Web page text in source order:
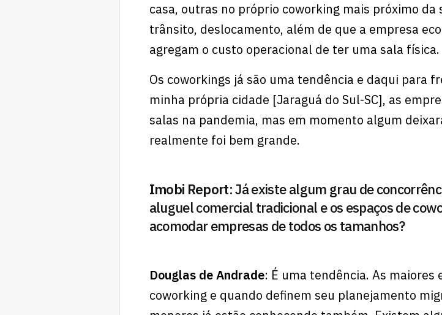
casa, outras no próprio coworking mais próximo da
trânsito, deslocamento, além de que a empresa
agregam o custo operacional de ter uma sala física.
Os coworkings já são uma tendência e daqui para
minha própria cidade [Jaraguá do Sul-SC], as
salas na pandemia, mas em momento algum
realmente foi bem grande.
Imobi Report: Já existe algum grau de
aluguel comercial tradicional e os espaços de
acomodar empresas de todos os tamanhos?
Douglas de Andrade: É uma tendência. As maiores
coworking e quando definem seu planejamento